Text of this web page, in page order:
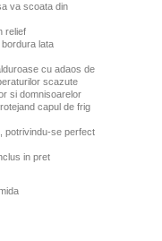
va scoata din
relief
lata
cu adaos de
scazute
si domnisoarelor
capul de frig
potrivindu-se perfect
in pret